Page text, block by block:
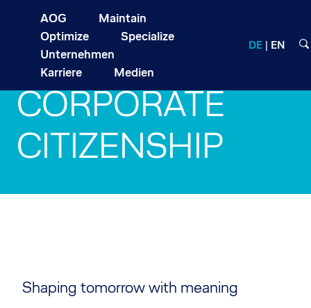
AOG
Maintain
Optimize
Specialize
Unternehmen
Karriere
Medien
DE EN
CORPORATE
CITIZENSHIP
Shaping tomorrow with meaning